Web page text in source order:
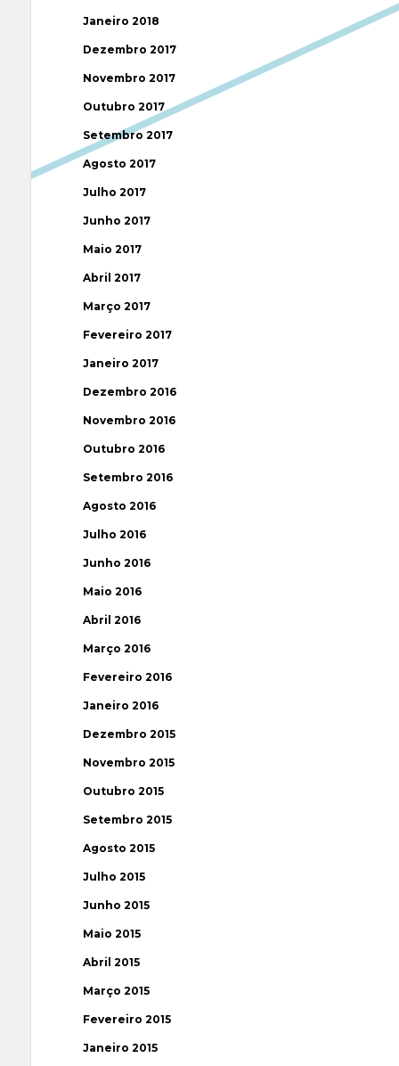
Janeiro 2018
Dezembro 2017
Novembro 2017
Outubro 2017
Setembro 2017
Agosto 2017
Julho 2017
Junho 2017
Maio 2017
Abril 2017
Março 2017
Fevereiro 2017
Janeiro 2017
Dezembro 2016
Novembro 2016
Outubro 2016
Setembro 2016
Agosto 2016
Julho 2016
Junho 2016
Maio 2016
Abril 2016
Março 2016
Fevereiro 2016
Janeiro 2016
Dezembro 2015
Novembro 2015
Outubro 2015
Setembro 2015
Agosto 2015
Julho 2015
Junho 2015
Maio 2015
Abril 2015
Março 2015
Fevereiro 2015
Janeiro 2015